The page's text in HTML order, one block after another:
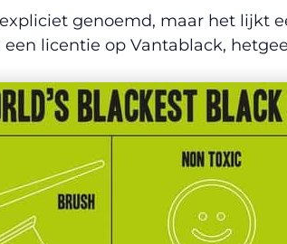
genoemd, maar het lijkt
licentie op Vantablack,